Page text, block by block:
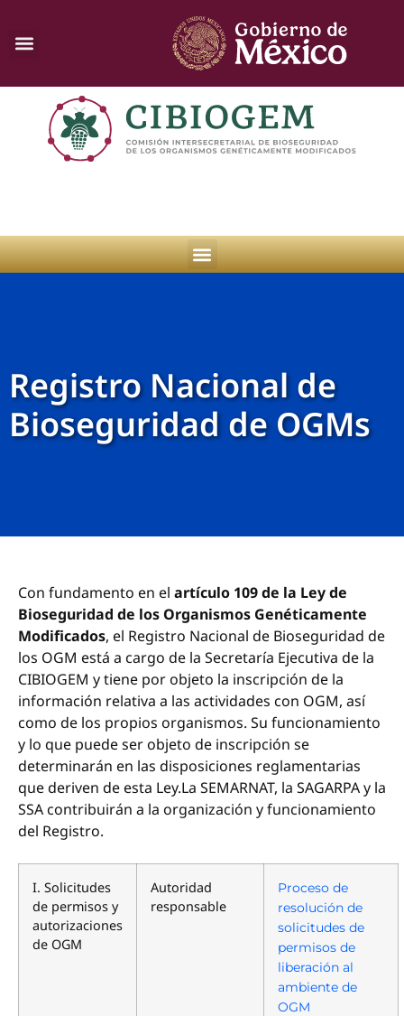
Registro Nacional de
Bioseguridad de OGMs
Con fundamento en el artículo 109 de la Ley de
Bioseguridad de los Organismos Genéticamente
Modificados, el Registro Nacional de Bioseguridad de
los OGM está a cargo de la Secretaría Ejecutiva de la
CIBIOGEM y tiene por objeto la inscripción de la
información relativa a las actividades con OGM, así
como de los propios organismos. Su funcionamiento
y lo que puede ser objeto de inscripción se
determinarán en las disposiciones reglamentarias
que deriven de esta Ley.La SEMARNAT, la SAGARPA y la
SSA contribuirán a la organización y funcionamiento
del Registro.
I. Solicitudes
de permisos y
autorizaciones
de OGM
Autoridad
responsable
Proceso de
resolución de
solicitudes de
permisos de
liberación al
ambiente de
OGM